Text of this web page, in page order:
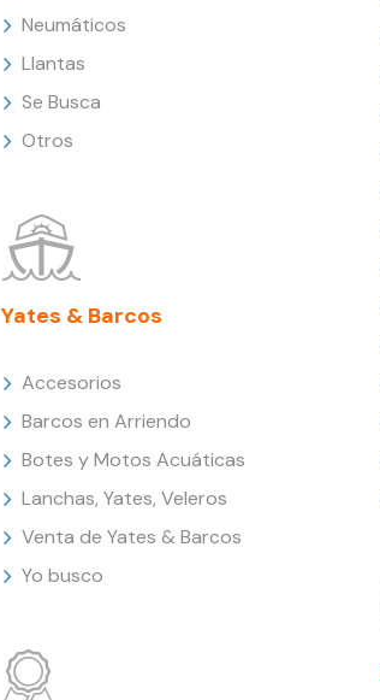
Neumáticos
Llantas
Se Busca
Otros
Yates & Barcos
Accesorios
Barcos en Arriendo
Botes y Motos Acuáticas
Lanchas, Yates, Veleros
Venta de Yates & Barcos
Yo busco